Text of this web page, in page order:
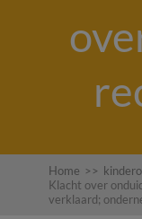
Home >>
Klacht over
verklaard;